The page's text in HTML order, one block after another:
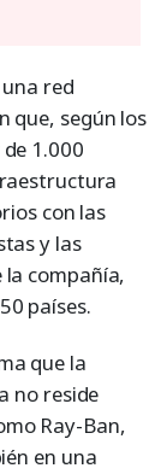
red
que, según los
1.000
con las
y las
compañía,
países.
que la
no reside
Ray-Ban,
en una